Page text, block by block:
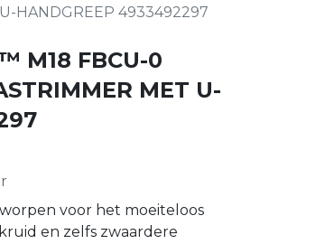
HANDGREEP 4933492297
M18 FBCU-0
MET U-
voor het moeiteloos
en zelfs zwaardere